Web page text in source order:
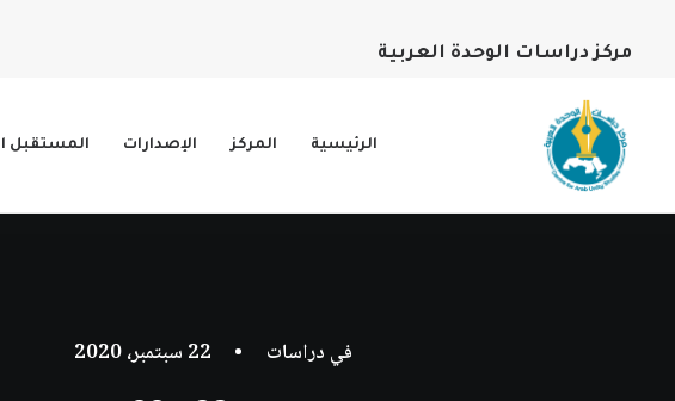
مركز دراسات الوحدة العربية
الرئيسية المركز الإصدارات المستقبل
في دراسات • 22 سبتمبر، 2020